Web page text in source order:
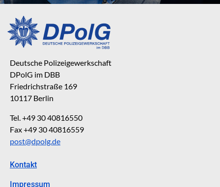
Deutsche Polizeigewerkschaft
DPolG im DBB
Friedrichstraße 169
10117 Berlin
Tel. +49 30 40816550
Fax +49 30 40816559
post@dpolg.de
Kontakt
Impressum